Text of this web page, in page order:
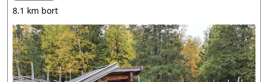
8.1 km bort